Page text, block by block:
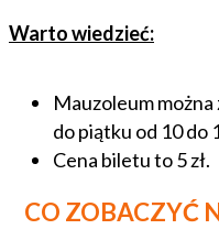
Warto wiedzieć:
Mauzoleum można
do piątku od 10 do
Cena biletu to 5 zł.
CO ZOBACZYĆ